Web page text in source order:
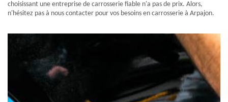
choisissant une entreprise de carrosserie fiable n'a pas de prix. Alors,
n'hésitez pas à nous contacter pour vos besoins en carrosserie à Arpajon.